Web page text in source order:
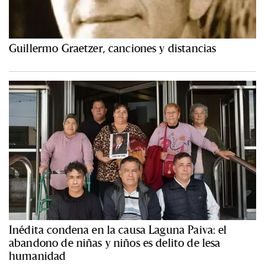
Guillermo Graetzer, canciones y distancias
Inédita condena en la causa Laguna Paiva: el
abandono de niñas y niños es delito de lesa
humanidad